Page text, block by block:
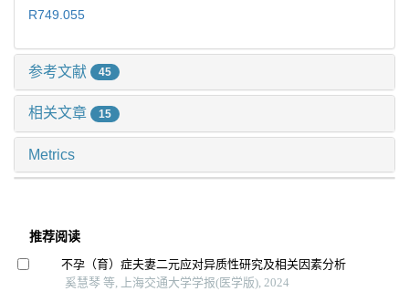
R749.055
参考文献 45
相关文章 15
Metrics
推荐阅读
不孕（育）症夫妻二元应对异质性研究及相关因素分析
奚慧琴 等, 上海交通大学学报(医学版), 2024